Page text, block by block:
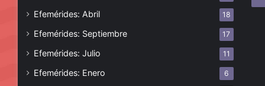
Efemérides: Abril 18
Efemérides: Septiembre 17
Efemérides: Julio 11
Efemérides: Enero 6